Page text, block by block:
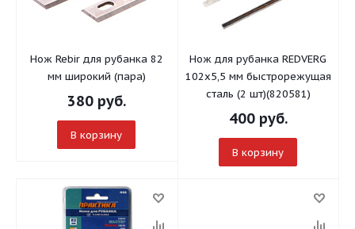
Нож Rebir для рубанка 82
мм широкий (пара)
380руб.
В корзину
Нож для рубанка REDVERG
102х5,5 мм быстрорежущая
сталь (2 шт)(820581)
400руб.
В корзину